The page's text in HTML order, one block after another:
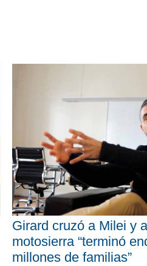
Girard cruzó a Milei y
motosierra “terminó
millones de familias”